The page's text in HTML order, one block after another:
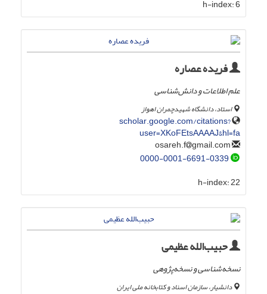
h-index:6
فریده عصاره
علم اطلاعات و دانش‌شناسی
استاد، دانشگاه شهیدچمران اهواز
scholar.google.com/citations?
user=XKoFEtsAAAAJ&hl=fa
gmail.com
0000-0001-6691-0339
h-index:22
حبیب‌الله عظیمی
نسخه‌شناسی و نسخه‌پژوهی
دانشیار، سازمان اسناد و کتابخانه ملی ایران